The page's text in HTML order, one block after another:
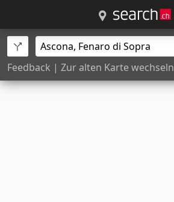
Feedback | Zur alten Karte wechseln